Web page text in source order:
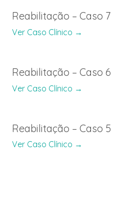
Reabilitação – Caso 7
Ver Caso Clínico →
Reabilitação – Caso 6
Ver Caso Clínico →
Reabilitação – Caso 5
Ver Caso Clínico →